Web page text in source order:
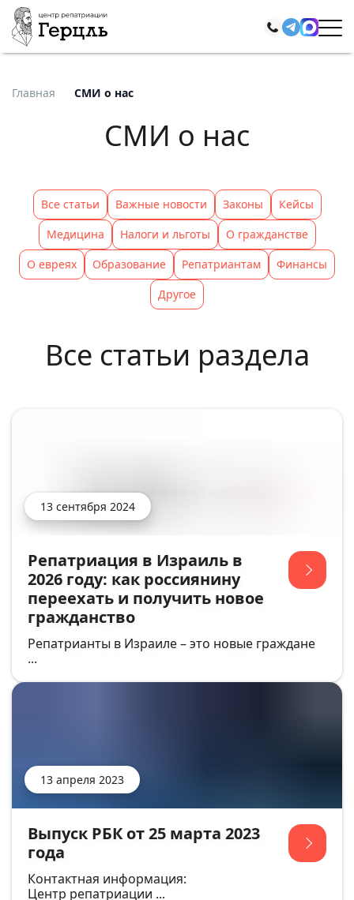
Главная СМИ о нас
СМИ о нас
Все статьи Важные новости Законы
Кейсы
Медицина
Налоги и льготы
О гражданстве
О евреях
Образование Репатриантам
Финансы
Другое
Все статьи раздела
13 сентября 2024
Репатриация в Израиль в
2026 году: как россиянину
переехать и получить новое
гражданство
Репатрианты в Израиле – это новые граждане
...
13 апреля 2023
Выпуск РБК от 25 марта 2023
года
Контактная информация:
Центр репатриации ...